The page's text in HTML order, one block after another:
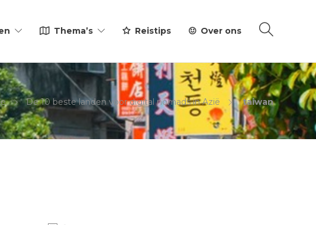
Thema’s Reistips Over ons
De 10 beste landen voor digital nomads in Azië taiwan